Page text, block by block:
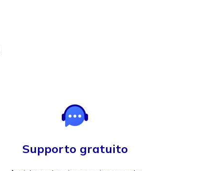
Supporto gratuito